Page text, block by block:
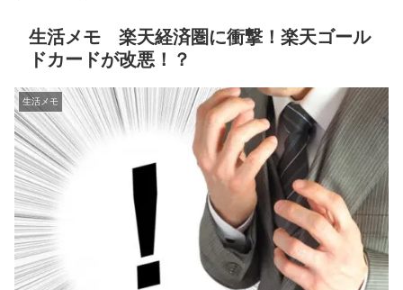
生活メモ 楽天経済圏に衝撃！楽天ゴール
ドカードが改悪！？
生活メモ